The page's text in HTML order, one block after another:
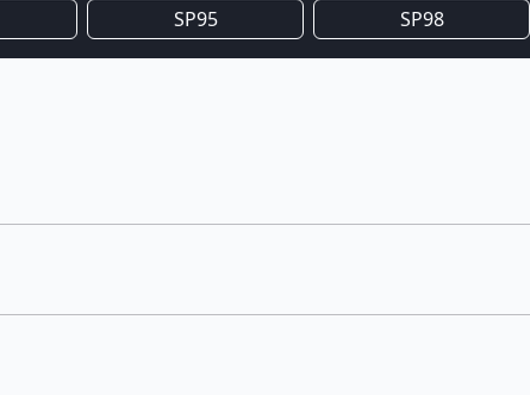
SP95 SP98